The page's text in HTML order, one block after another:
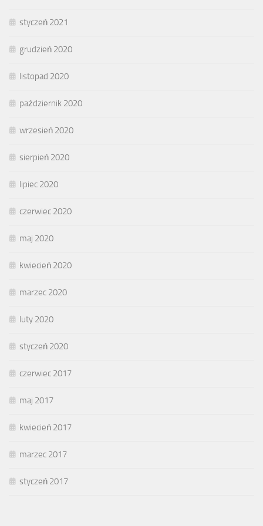
styczeń 2021
grudzień 2020
listopad 2020
październik 2020
wrzesień 2020
sierpień 2020
lipiec 2020
czerwiec 2020
maj 2020
kwiecień 2020
marzec 2020
luty 2020
styczeń 2020
czerwiec 2017
maj 2017
kwiecień 2017
marzec 2017
styczeń 2017